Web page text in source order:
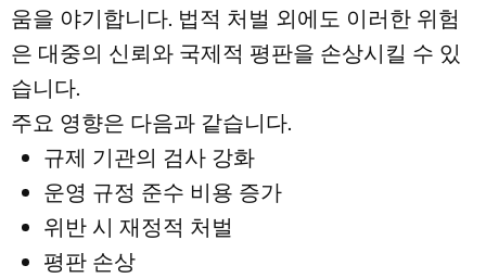
움을 야기합니다. 법적 처벌 외에도 이러한 위험
은 대중의 신뢰와 국제적 평판을 손상시킬 수 있
습니다.
주요 영향은 다음과 같습니다.
규제 기관의 검사 강화
운영 규정 준수 비용 증가
위반 시 재정적 처벌
평판 손상